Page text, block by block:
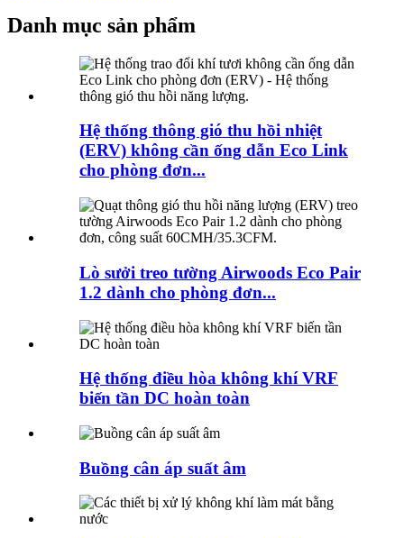
Danh mục sản phẩm
Hệ thống thông gió thu hồi nhiệt
(ERV) không cần ống dẫn Eco Link
cho phòng đơn...
Lò sưởi treo tường Airwoods Eco Pair
1.2 dành cho phòng đơn...
Hệ thống điều hòa không khí VRF
biến tần DC hoàn toàn
Buồng cân áp suất âm